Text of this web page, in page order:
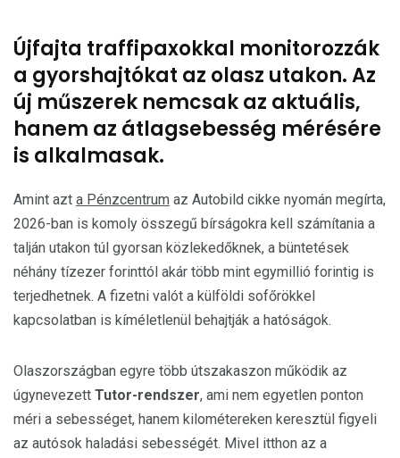
Újfajta traffipaxokkal monitorozzák
a gyorshajtókat az olasz utakon. Az
új műszerek nemcsak az aktuális,
hanem az átlagsebesség mérésére
is alkalmasak.
Amint azt a Pénzcentrum az Autobild cikke nyomán megírta,
2026-ban is komoly összegű bírságokra kell számítania a
talján utakon túl gyorsan közlekedőknek, a büntetések
néhány tízezer forinttól akár több mint egymillió forintig is
terjedhetnek. A fizetni valót a külföldi sofőrökkel
kapcsolatban is kíméletlenül behajtják a hatóságok.
Olaszországban egyre több útszakaszon működik az
úgynevezett Tutor-rendszer, ami nem egyetlen ponton
méri a sebességet, hanem kilométereken keresztül figyeli
az autósok haladási sebességét. Mivel itthon az a